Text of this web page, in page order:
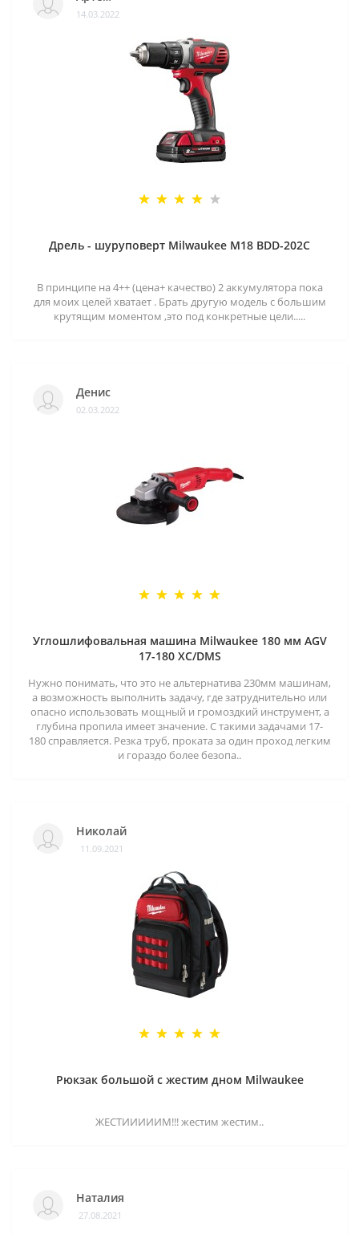
14.03.2022
Дрель - шуруповерт Milwaukee M18 BDD-202C
В принципе на 4++ (цена+ качество) 2 аккумулятора пока
для моих целей хватает . Брать другую модель с большим
крутящим моментом ,это под конкретные цели.....
Денис
02.03.2022
Углошлифовальная машина Milwaukee 180 мм AGV
17-180 XC/DMS
Нужно понимать, что это не альтернатива 230мм машинам,
а возможность выполнить задачу, где затруднительно или
опасно использовать мощный и громоздкий инструмент, а
глубина пропила имеет значение. С такими задачами 17-
180 справляется. Резка труб, проката за один проход легким
и гораздо более безопа..
Николай
11.09.2021
Рюкзак большой с жестим дном Milwaukee
ЖЕСТИИИИИМ!!! жестим жестим..
Наталия
27.08.2021